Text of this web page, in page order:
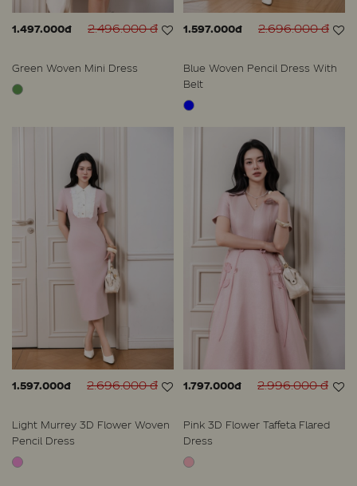
1.497.000đ 2.496.000 đ
Green Woven Mini Dress
1.597.000đ 2.696.000 đ
Blue Woven Pencil Dress With
Belt
1.597.000đ 2.696.000 đ
Light Murrey 3D Flower Woven
Pencil Dress
1.797.000đ 2.996.000 đ
Pink 3D Flower Taffeta Flared
Dress